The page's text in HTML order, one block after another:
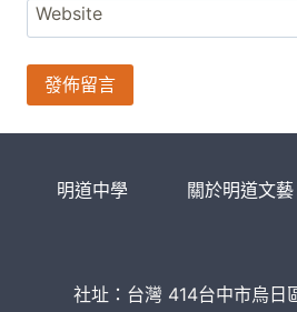
Website
明道中學 關於明道文藝
社址：台灣 414台中市烏日